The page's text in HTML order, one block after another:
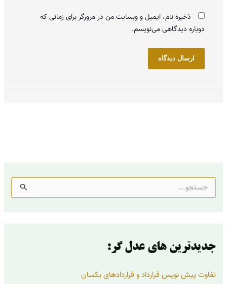
ذخیره نام، ایمیل و وبسایت من در مرورگر برای زمانی که
دوباره دیدگاهی می‌نویسم.
س
ر
:
جدیدترین های عدل گر:
تفاوت پیش نویس قرارداد و قراردادهای یکسان